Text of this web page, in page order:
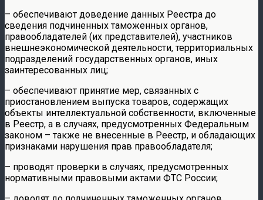
– обеспечивают доведение данных Реестра до
сведения подчиненных таможенных органов,
правообладателей (их представителей), участников
внешнеэкономической деятельности, территориальных
подразделений государственных органов, иных
заинтересованных лиц;
– обеспечивают принятие мер, связанных с
приостановлением выпуска товаров, содержащих
объекты интеллектуальной собственности, включенные
в Реестр, а в случаях, предусмотренных Федеральным
законом – также не внесенные в Реестр, и обладающих
признаками нарушения прав правообладателя;
– проводят проверки в случаях, предусмотренных
нормативными правовыми актами ФТС России;